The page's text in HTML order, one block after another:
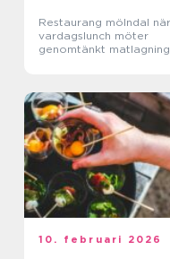
Restaurang mölndal när
vardagslunch möter
genomtänkt matlagning
10. februari 2026